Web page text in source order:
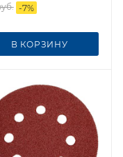
-7%
В КОРЗИНУ